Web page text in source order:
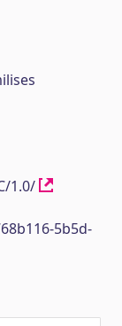
1.0/
5b5d-